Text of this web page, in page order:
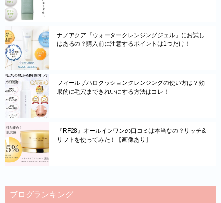
ナノアクア『ウォータークレンジングジェル』にお試し
はあるの？購入前に注意するポイントは1つだけ！
フィールザハロクッションクレンジングの使い方は？効
果的に毛穴まできれいにする方法はコレ！
『RF28』オールインワンの口コミは本当なの？リッチ&
リフトを使ってみた！【画像あり】
ブログランキング